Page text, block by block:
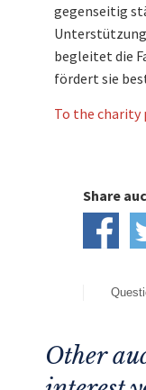
gegenseitig
begleitet die
fördert sie
To the charity
Share
Other